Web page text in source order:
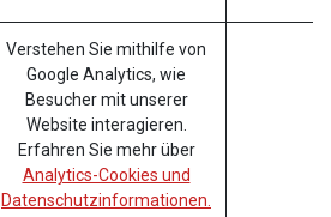
Verstehen Sie mithilfe von
Google Analytics, wie
Besucher mit unserer
Website interagieren.
Erfahren Sie mehr über
Analytics-Cookies und
Datenschutzinformationen.